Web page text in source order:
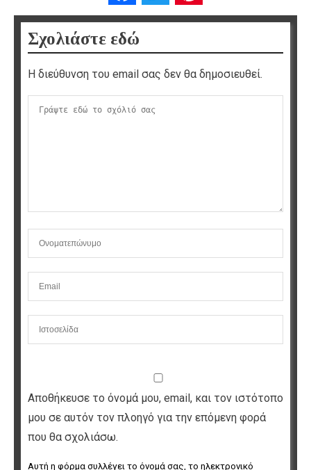
Σχολιάστε εδώ
Η διεύθυνση του email σας δεν θα δημοσιευθεί.
Αποθήκευσε το όνομά μου, email, και τον ιστότοπο
μου σε αυτόν τον πλοηγό για την επόμενη φορά
που θα σχολιάσω.
Αυτή η φόρμα συλλέγει το όνομά σας, το ηλεκτρονικό